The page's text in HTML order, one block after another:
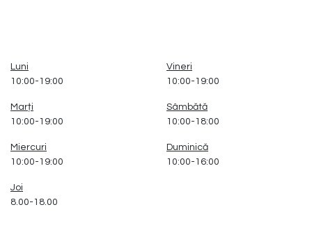
Luni
10:00-19:00
Marți
10:00-19:00
Miercuri
10:00-19:00
Joi
8.00-18.00
Vineri
10:00-19:00
Sâmbătă
10:00-18:00
Duminică
10:00-16:00